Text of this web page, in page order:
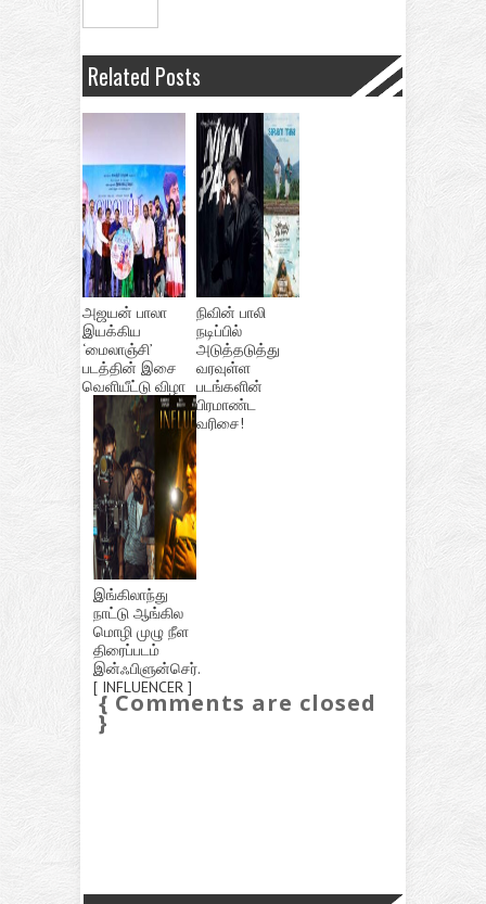
Related Posts
அஜயன் பாலா
இயக்கிய
‘மைலாஞ்சி’
படத்தின் இசை
வெளியீட்டு விழா
நிவின் பாலி
நடிப்பில்
அடுத்தடுத்து
வரவுள்ள
படங்களின்
பிரமாண்ட
வரிசை!
இங்கிலாந்து
நாட்டு ஆங்கில
மொழி முழு நீள
திரைப்படம்
இன்ஃபிளுன்செர்.
[ INFLUENCER ]
{ Comments are closed
}